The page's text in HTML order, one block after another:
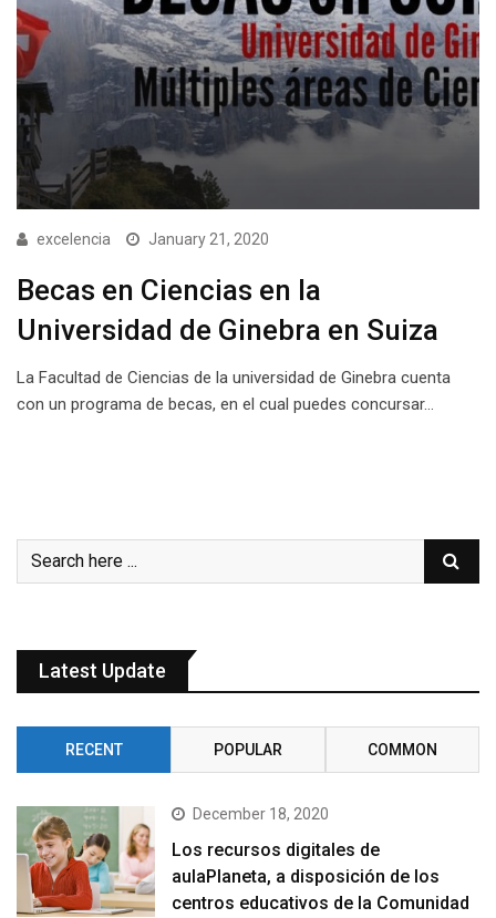
excelencia January 21, 2020
Becas en Ciencias en la
Universidad de Ginebra en Suiza
La Facultad de Ciencias de la universidad de Ginebra cuenta
con un programa de becas, en el cual puedes concursar…
Latest Update
RECENT POPULAR COMMON
December 18, 2020
Los recursos digitales de
aulaPlaneta, a disposición de los
centros educativos de la Comunidad